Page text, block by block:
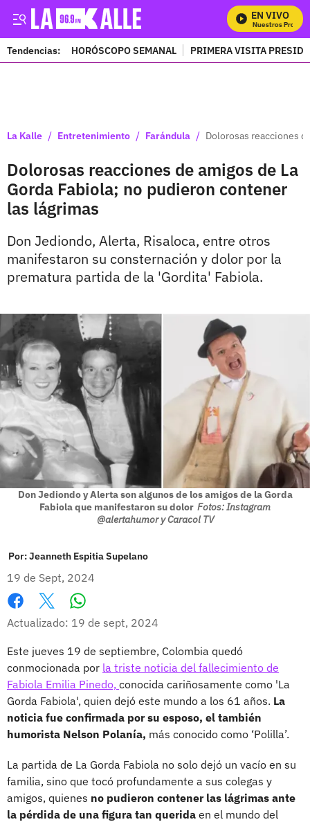
EN VIVO
Mira Todos Nuestros
Tendencias: HORÓSCOPO SEMANAL PRIMERA VISITA
La Kalle / Entretenimiento / Farándula / Dolorosas reacciones
Dolorosas reacciones de amigos de La
Gorda Fabiola; no pudieron contener
las lágrimas
Don Jediondo, Alerta, Risaloca, entre otros
manifestaron su consternación y dolor por la
prematura partida de la 'Gordita' Fabiola.
Don Jediondo y Alerta son algunos de los amigos de la Gorda
Fabiola que manifestaron su dolor Fotos: Instagram
@alertahumor y Caracol TV
Por:Jeanneth Espitia Supelano
19 de Sept, 2024
Facebook
X
Actualizado: 19 de sept, 2024
Este jueves 19 de septiembre, Colombia quedó
conmocionada por la triste noticia del fallecimiento de
Fabiola Emilia Pinedo, conocida cariñosamente como 'La
Gorda Fabiola', quien dejó este mundo a los 61 años. La
noticia fue confirmada por su esposo, el también
humorista Nelson Polanía, más conocido como ‘Polilla’.
La partida de La Gorda Fabiola no solo dejó un vacío en su
familia, sino que tocó profundamente a sus colegas y
amigos, quienes no pudieron contener las lágrimas ante
la pérdida de una figura tan querida en el mundo del